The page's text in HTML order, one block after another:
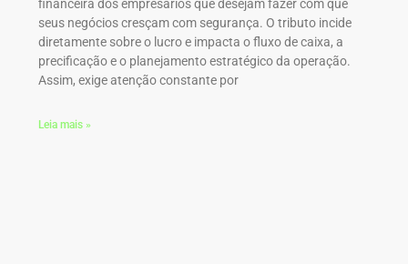
financeira dos empresários que desejam fazer com que
seus negócios cresçam com segurança. O tributo incide
diretamente sobre o lucro e impacta o fluxo de caixa, a
precificação e o planejamento estratégico da operação.
Assim, exige atenção constante por
Leia mais »